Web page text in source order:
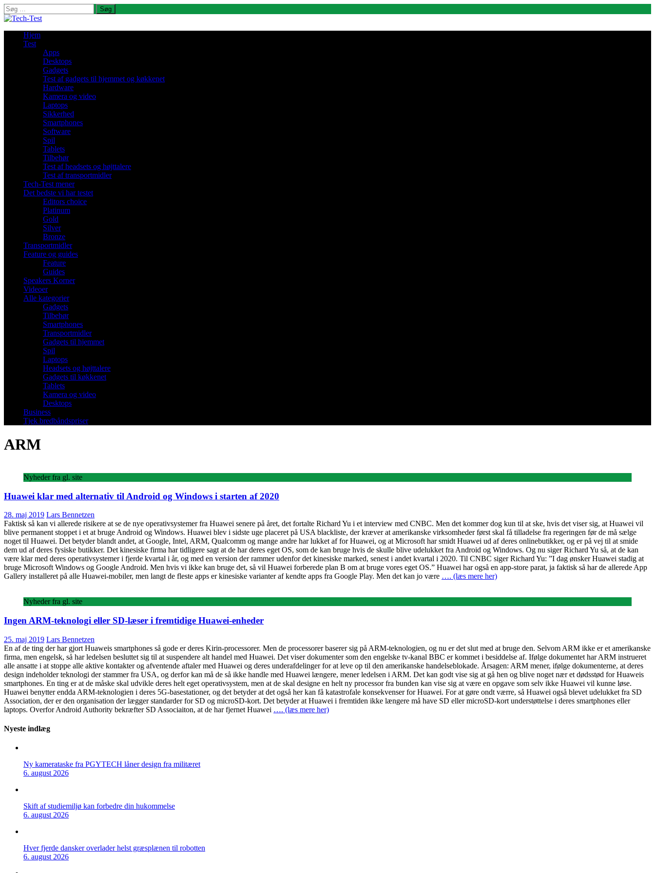
Søg
efter:
Hjem
Test
Apps
Desktops
Gadgets
Test af gadgets til hjemmet og køkkenet
Hardware
Kamera og video
Laptops
Sikkerhed
Smartphones
Software
Spil
Tablets
Tilbehør
Test af headsets og højttalere
Test af transportmidler
Tech-Test mener
Det bedste vi har testet
Editors choice
Platinum
Gold
Silver
Bronze
Transportmidler
Feature og guides
Feature
Guides
Speakers Korner
Videoer
Alle kategorier
Gadgets
Tilbehør
Smartphones
Transportmidler
Gadgets til hjemmet
Spil
Laptops
Headsets og højttalere
Gadgets til køkkenet
Tablets
Kamera og video
Desktops
Business
Tjek bredbåndspriser
ARM
Nyheder fra gl. site
Huawei klar med alternativ til Android og Windows i starten af 2020
28. maj 2019 Lars Bennetzen
Faktisk så kan vi allerede risikere at se de nye operativsystemer fra Huawei senere på året, det fortalte Richard Yu i et interview med CNBC. Men det kommer dog kun til at ske, hvis det viser sig, at Huawei vil
blive permanent stoppet i et at bruge Android og Windows. Huawei blev i sidste uge placeret på USA blackliste, der kræver at amerikanske virksomheder først skal få tilladelse fra regeringen før de må sælge
noget til Huawei. Det betyder blandt andet, at Google, Intel, ARM, Qualcomm og mange andre har lukket af for Huawei, og at Microsoft har smidt Huawei ud af deres onlinebutikker, og er på vej til at smide
dem ud af deres fysiske butikker. Det kinesiske firma har tidligere sagt at de har deres eget OS, som de kan bruge hvis de skulle blive udelukket fra Android og Windows. Og nu siger Richard Yu så, at de kan
være klar med deres operativsystemer i fjerde kvartal i år, og med en version der rammer udenfor det kinesiske marked, senest i andet kvartal i 2020. Til CNBC siger Richard Yu: ”I dag ønsker Huawei stadig at
bruge Microsoft Windows og Google Android. Men hvis vi ikke kan bruge det, så vil Huawei forberede plan B om at bruge vores eget OS.” Huawei har også en app-store parat, ja faktisk så har de allerede App
Gallery installeret på alle Huawei-mobiler, men langt de fleste apps er kinesiske varianter af kendte apps fra Google Play. Men det kan jo være …. (læs mere her)
Nyheder fra gl. site
Ingen ARM-teknologi eller SD-læser i fremtidige Huawei-enheder
25. maj 2019 Lars Bennetzen
En af de ting der har gjort Huaweis smartphones så gode er deres Kirin-processorer. Men de processorer baserer sig på ARM-teknologien, og nu er det slut med at bruge den. Selvom ARM ikke er et amerikanske
firma, men engelsk, så har ledelsen besluttet sig til at suspendere alt handel med Huawei. Det viser dokumenter som den engelske tv-kanal BBC er kommet i besiddelse af. Ifølge dokumentet har ARM instrueret
alle ansatte i at stoppe alle aktive kontakter og afventende aftaler med Huawei og deres underafdelinger for at leve op til den amerikanske handelseblokade. Årsagen: ARM mener, ifølge dokumenterne, at deres
design indeholder teknologi der stammer fra USA, og derfor kan må de så ikke handle med Huawei længere, mener ledelsen i ARM. Det kan godt vise sig at gå hen og blive noget nær et dødsstød for Huaweis
smartphones. En ting er at de måske skal udvikle deres helt eget operativsystem, men at de skal designe en helt ny processor fra bunden kan vise sig at være en opgave som selv ikke Huawei vil kunne løse.
Huawei benytter endda ARM-teknologien i deres 5G-basestationer, og det betyder at det også her kan få katastrofale konsekvenser for Huawei. For at gøre ondt værre, så Huawei også blevet udelukket fra SD
Association, der er den organisation der lægger standarder for SD og microSD-kort. Det betyder at Huawei i fremtiden ikke længere må have SD eller microSD-kort understøttelse i deres smartphones eller
laptops. Overfor Android Authority bekræfter SD Associaiton, at de har fjernet Huawei …. (læs mere her)
Nyeste indlæg
Ny kamerataske fra PGYTECH låner design fra militæret
6. august 2026
Skift af studiemiljø kan forbedre din hukommelse
6. august 2026
Hver fjerde dansker overlader helst græsplænen til robotten
6. august 2026